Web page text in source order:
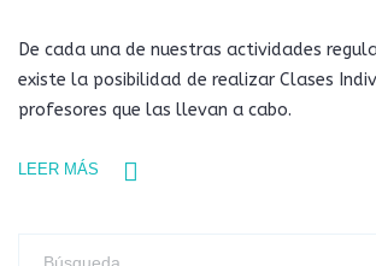
De cada una de nuestras actividades
existe la posibilidad de realizar Clases
profesores que las llevan a cabo.
LEER MÁS